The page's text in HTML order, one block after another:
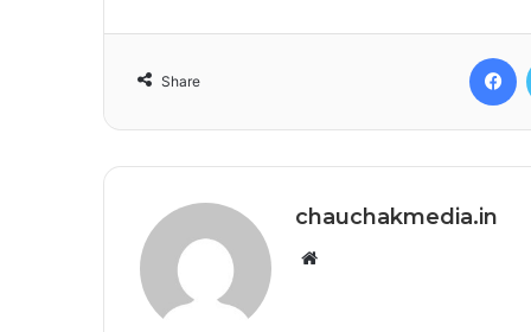
Share
chauchakmedia.in
Website